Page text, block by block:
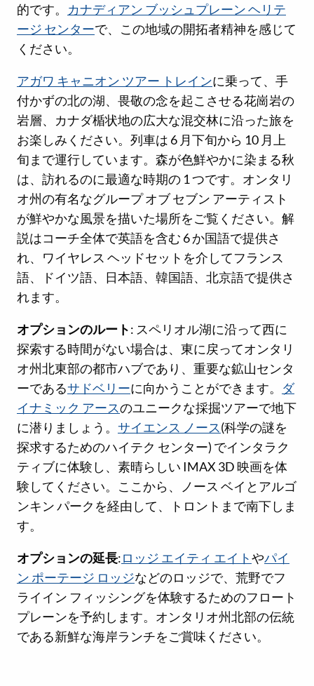
的です。 カナディアン ブッシュプレーン ヘリテ
ージ センターで、この地域の開拓者精神を感じて
ください。
アガワ キャニオン ツアー トレインに乗って、手
付かずの北の湖、畏敬の念を起こさせる花崗岩の
岩層、カナダ楯状地の広大な混交林に沿った旅を
お楽しみください。列車は 6 月下旬から 10 月上
旬まで運行しています。森が色鮮やかに染まる秋
は、訪れるのに最適な時期の 1 つです。オンタリ
オ州の有名なグループ オブ セブン アーティスト
が鮮やかな風景を描いた場所をご覧ください。解
説はコーチ全体で英語を含む 6 か国語で提供さ
れ、ワイヤレス ヘッドセットを介してフランス
語、ドイツ語、日本語、韓国語、北京語で提供さ
れます。
オプションのルート: スペリオル湖に沿って西に
探索する時間がない場合は、東に戻ってオンタリ
オ州北東部の都市ハブであり、重要な鉱山センタ
ーであるサドベリーに向かうことができます。 ダ
イナミック アースのユニークな採掘ツアーで地下
に潜りましょう。 サイエンス ノース(科学の謎を
探求するためのハイテク センター) でインタラク
ティブに体験し、素晴らしい IMAX 3D 映画を体
験してください。ここから、ノース ベイとアルゴ
ンキン パークを経由して、トロントまで南下しま
す。
オプションの延長:ロッジ エイティ エイトやパイ
ン ポーテージ ロッジなどのロッジで、荒野でフ
ライイン フィッシングを体験するためのフロート
プレーンを予約します。オンタリオ州北部の伝統
である新鮮な海岸ランチをご賞味ください。